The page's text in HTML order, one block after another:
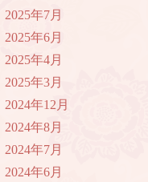
2025年7月
2025年6月
2025年4月
2025年3月
2024年12月
2024年8月
2024年7月
2024年6月